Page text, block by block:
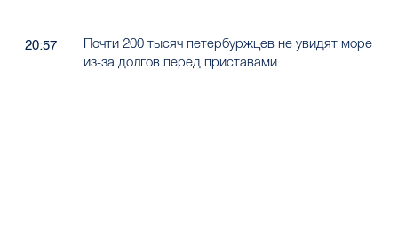
20:57
Почти 200 тысяч петербуржцев не увидят море
из-за долгов перед приставами